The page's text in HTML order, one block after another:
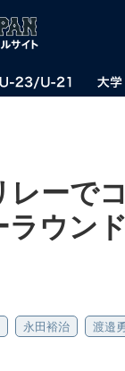
レーで
ラウン
永田裕治 渡邉